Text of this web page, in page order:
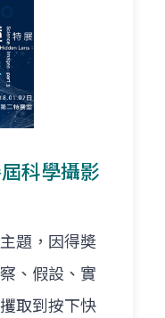
科學攝影
題，因得奬
、假設、實
取到按下快